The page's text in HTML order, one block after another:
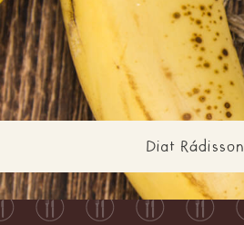
Diat Rádisson